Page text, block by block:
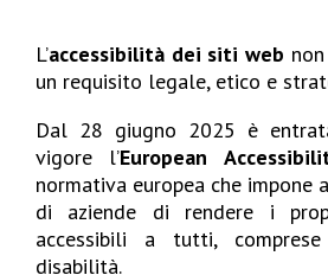
L’accessibilità dei siti web
un requisito legale, etico e
Dal 28 giugno 2025 è
vigore l’European
normativa europea che impone
di aziende di rendere i
accessibili a tutti,
disabilità.